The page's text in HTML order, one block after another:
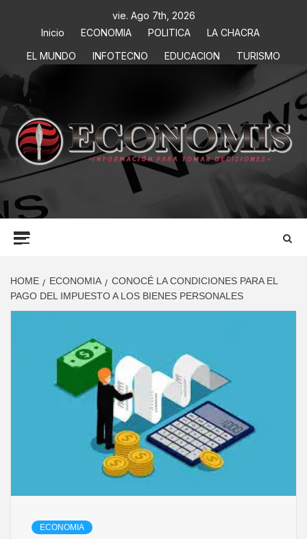
vie. Ago 7th, 2026
Inicio
ECONOMIA POLITICA
LA CHACRA
EL MUNDO
INFOTECNO EDUCACION TURISMO
ECONOMIS
INFORMACIÓN PARA TOMAR DECISIONES
HOME ECONOMIA
CONOCÉ LA CONDICIONES PARA EL
PAGO DEL IMPUESTO A LOS BIENES PERSONALES
ECONOMIA